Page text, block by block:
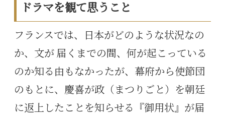
ドラマを観て思うこと
フランスでは、日本がどのような状況なの
か、文が 届くまでの間、何が起こっている
のか知る由もなかったが、幕府から使節団
のもとに、慶喜が政（まつりごと）を朝廷
に返上したことを知らせる『御用状』が届